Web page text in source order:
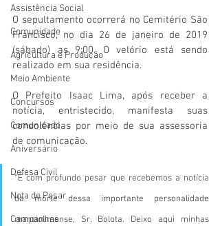
Assistência Social
Comunidade
Agricultura e Produção
Meio Ambiente
Concursos
Comunicado
Aniversário
Defesa Civil
Nota de Pesar
Campanhas
O sepultamento ocorrerá no Cemitério São
Francisco, no dia 26 de janeiro de 2019
(sábado) as 9:00. O velório está sendo
realizado em sua residência.
O Prefeito Isaac Lima, após receber a
notícia, entristecido, manifesta suas
condolências por meio de sua assessoria
de comunicação.
“É com profundo pesar que recebemos a notícia
da morte dessa importante personalidade
manciolimense, Sr. Bolota. Deixo aqui minhas